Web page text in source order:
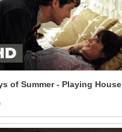
of Summer - Playing House